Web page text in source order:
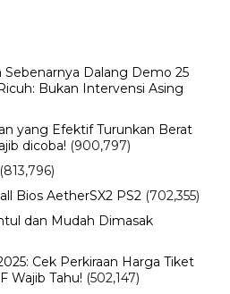
Sebenarnya Dalang Demo 25
Bukan Intervensi Asing
yang Efektif Turunkan Berat
dicoba! (900,797)
(813,796)
Bios AetherSX2 PS2 (702,355)
dan Mudah Dimasak
Cek Perkiraan Harga Tiket
Wajib Tahu! (502,147)